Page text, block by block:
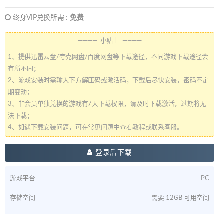
终身VIP兑换所需 : 免费
———— 小贴士 ————
1、提供迅雷云盘/夸克网盘/百度网盘等下载途径，不同游戏下载途径会
有所不同；
2、游戏安装时需输入下方解压码或激活码，下载后尽快安装，密码不定
期变动；
3、非会员单独兑换的游戏有7天下载权限，请及时下载激活，过期将无
法下载；
4、如遇下载安装问题，可在常见问题中查看教程或联系客服。
登录后下载
游戏平台 PC
存储空间 需要 12GB 可用空间